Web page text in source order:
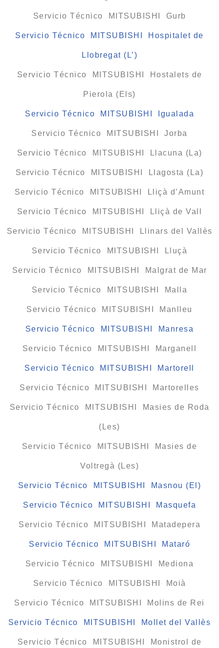
Servicio Técnico MITSUBISHI Gurb
Servicio Técnico MITSUBISHI Hospitalet de
Llobregat (L’)
Servicio Técnico MITSUBISHI Hostalets de
Pierola (Els)
Servicio Técnico MITSUBISHI Igualada
Servicio Técnico MITSUBISHI Jorba
Servicio Técnico MITSUBISHI Llacuna (La)
Servicio Técnico MITSUBISHI Llagosta (La)
Servicio Técnico MITSUBISHI Lliçà d’Amunt
Servicio Técnico MITSUBISHI Lliçà de Vall
Servicio Técnico MITSUBISHI Llinars del Vallès
Servicio Técnico MITSUBISHI Lluçà
Servicio Técnico MITSUBISHI Malgrat de Mar
Servicio Técnico MITSUBISHI Malla
Servicio Técnico MITSUBISHI Manlleu
Servicio Técnico MITSUBISHI Manresa
Servicio Técnico MITSUBISHI Marganell
Servicio Técnico MITSUBISHI Martorell
Servicio Técnico MITSUBISHI Martorelles
Servicio Técnico MITSUBISHI Masies de Roda
(Les)
Servicio Técnico MITSUBISHI Masies de
Voltregà (Les)
Servicio Técnico MITSUBISHI Masnou (El)
Servicio Técnico MITSUBISHI Masquefa
Servicio Técnico MITSUBISHI Matadepera
Servicio Técnico MITSUBISHI Mataró
Servicio Técnico MITSUBISHI Mediona
Servicio Técnico MITSUBISHI Moià
Servicio Técnico MITSUBISHI Molins de Rei
Servicio Técnico MITSUBISHI Mollet del Vallès
Servicio Técnico MITSUBISHI Monistrol de